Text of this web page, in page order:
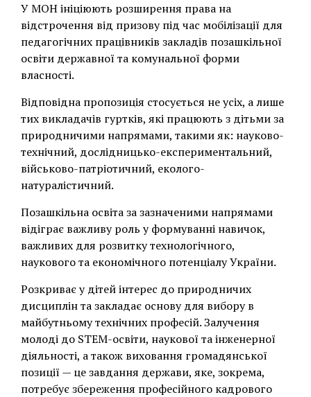
У МОН ініціюють розширення права на
відстрочення від призову під час мобілізації для
педагогічних працівників закладів позашкільної
освіти державної та комунальної форми
власності.
Відповідна пропозиція стосується не усіх, а лише
тих викладачів гуртків, які працюють з дітьми за
природничими напрямами, такими як: науково-
технічний, дослідницько-експериментальний,
військово-патріотичний, еколого-
натуралістичний.
Позашкільна освіта за зазначеними напрямами
відіграє важливу роль у формуванні навичок,
важливих для розвитку технологічного,
наукового та економічного потенціалу України.
Розкриває у дітей інтерес до природничих
дисциплін та закладає основу для вибору в
майбутньому технічних професій. Залучення
молоді до STEM-освіти, наукової та інженерної
діяльності, а також виховання громадянської
позиції — це завдання держави, яке, зокрема,
потребує збереження професійного кадрового